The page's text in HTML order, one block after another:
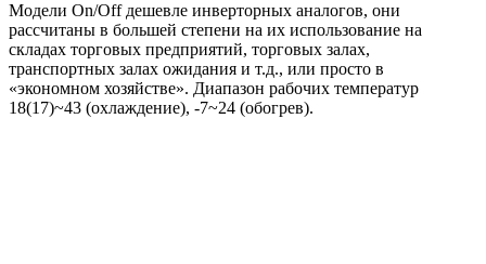
Модели On/Off дешевле инверторных аналогов, они
рассчитаны в большей степени на их использование на
складах торговых предприятий, торговых залах,
транспортных залах ожидания и т.д., или просто в
«экономном хозяйстве». Диапазон рабочих температур
18(17)~43 (охлаждение), -7~24 (обогрев).